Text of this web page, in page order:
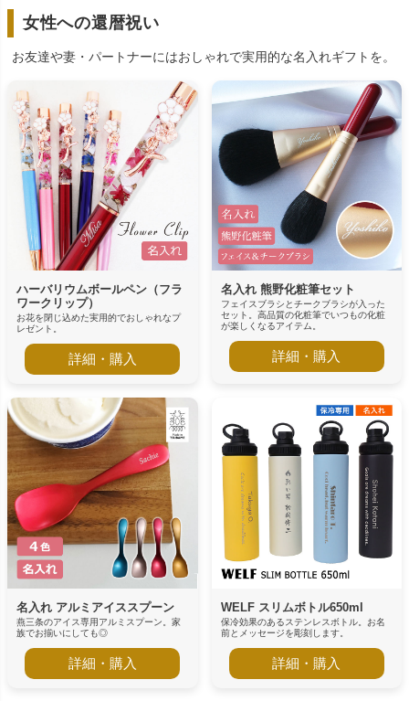
女性への還暦祝い
お友達や妻・パートナーにはおしゃれで実用的な名入れギフトを。
ハーバリウムボールペン（フラ
ワークリップ）
お花を閉じ込めた実用的でおしゃれなプ
レゼント。
詳細・購入
名入れ 熊野化粧筆セット
フェイスブラシとチークブラシが入った
セット。高品質の化粧筆でいつもの化粧
が楽しくなるアイテム。
詳細・購入
名入れ アルミアイススプーン
燕三条のアイス専用アルミスプーン。家
族でお揃いにしても◎
詳細・購入
WELF スリムボトル650ml
保冷効果のあるステンレスボトル。お名
前とメッセージを彫刻します。
詳細・購入